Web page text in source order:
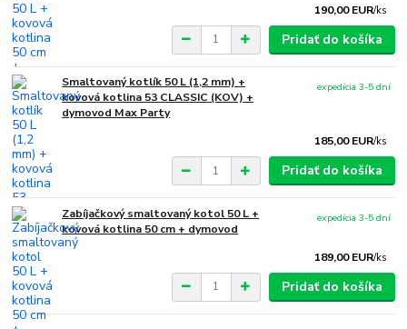
190,00 EUR/ks
Pridať do košíka
Smaltovaný kotlík 50 L (1,2 mm) +
kovová kotlina 53 CLASSIC (KOV) +
dymovod Max Party
185,00 EUR/ks
expedícia 3-5 dní
Pridať do košíka
Zabíjačkový smaltovaný kotol 50 L +
kovová kotlina 50 cm + dymovod
189,00 EUR/ks
expedícia 3-5 dní
Pridať do košíka